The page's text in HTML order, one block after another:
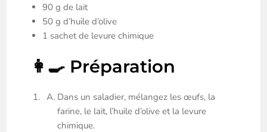
90 g de lait
50 g d’huile d’olive
1 sachet de levure chimique
👩‍🍳 Préparation
Dans un saladier, mélangez les œufs, la
farine, le lait, l’huile d’olive et la levure
chimique.